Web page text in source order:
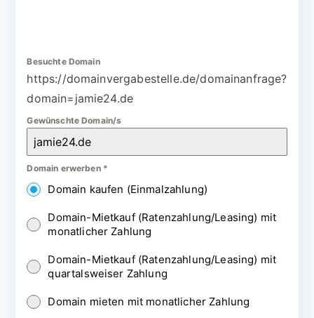
Besuchte Domain
https://domainvergabestelle.de/domainanfrage?
domain=jamie24.de
Gewünschte Domain/s
Domain erwerben *
Domain kaufen (Einmalzahlung)
Domain-Mietkauf (Ratenzahlung/Leasing) mit
monatlicher Zahlung
Domain-Mietkauf (Ratenzahlung/Leasing) mit
quartalsweiser Zahlung
Domain mieten mit monatlicher Zahlung